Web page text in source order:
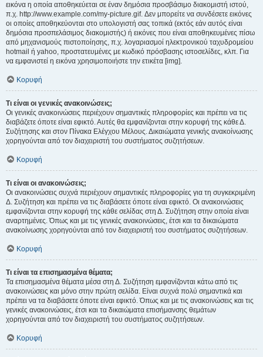
εικόνα η οποία αποθηκεύεται σε έναν δημόσια προσβάσιμο διακομιστή ιστού,
π.χ. http://www.example.com/my-picture.gif. Δεν μπορείτε να συνδέσετε εικόνες
οι οποίες αποθηκεύονται στο υπολογιστή σας τοπικά (εκτός εάν αυτός είναι
δημόσια προσπελάσιμος διακομιστής) ή εικόνες που είναι αποθηκευμένες πίσω
από μηχανισμούς πιστοποίησης, π.χ. λογαριασμοί ηλεκτρονικού ταχυδρομείου
hotmail ή yahoo, προστατευμένες με κωδικό πρόσβασης ιστοσελίδες, κλπ. Για
να εμφανιστεί η εικόνα χρησιμοποιήστε την ετικέτα [img].
Κορυφή
Τι είναι οι γενικές ανακοινώσεις;
Οι γενικές ανακοινώσεις περιέχουν σημαντικές πληροφορίες και πρέπει να τις
διαβάζετε όποτε είναι εφικτό. Αυτές θα εμφανίζονται στην κορυφή της κάθε Δ.
Συζήτησης και στον Πίνακα Ελέγχου Μέλους. Δικαιώματα γενικής ανακοίνωσης
χορηγούνται από τον διαχειριστή του συστήματος συζητήσεων.
Κορυφή
Τι είναι οι ανακοινώσεις;
Οι ανακοινώσεις συχνά περιέχουν σημαντικές πληροφορίες για τη συγκεκριμένη
Δ. Συζήτηση και πρέπει να τις διαβάσετε όποτε είναι εφικτό. Οι ανακοινώσεις
εμφανίζονται στην κορυφή της κάθε σελίδας στη Δ. Συζήτηση στην οποία είναι
αναρτημένες. Όπως και με τις γενικές ανακοινώσεις, έτσι και τα δικαιώματα
ανακοίνωσης χορηγούνται από τον διαχειριστή του συστήματος συζητήσεων.
Κορυφή
Τι είναι τα επισημασμένα θέματα;
Τα επισημασμένα θέματα μέσα στη Δ. Συζήτηση εμφανίζονται κάτω από τις
ανακοινώσεις και μόνο στην πρώτη σελίδα. Είναι συχνά πολύ σημαντικά και
πρέπει να τα διαβάσετε όποτε είναι εφικτό. Όπως και με τις ανακοινώσεις και τις
γενικές ανακοινώσεις, έτσι και τα δικαιώματα επισήμανσης θεμάτων
χορηγούνται από τον διαχειριστή του συστήματος συζητήσεων.
Κορυφή